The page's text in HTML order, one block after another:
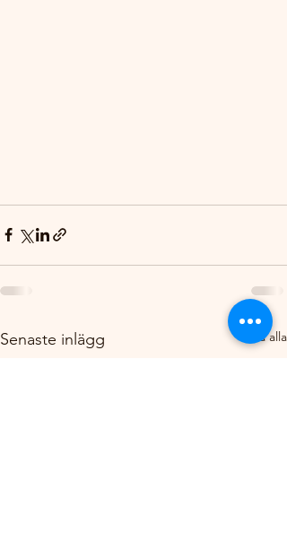
Senaste inlägg Visa alla